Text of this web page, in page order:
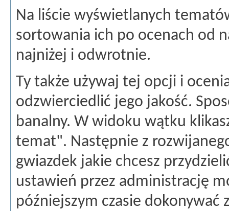
Na liście wyświetlanych
sortowania ich po ocenach od
najniżej i odwrotnie.
Ty także używaj tej opcji i
odzwierciedlić jego jakość.
banalny. W widoku wątku
temat". Następnie z
gwiazdek jakie chcesz
ustawień przez administrację
późniejszym czasie dokonywać